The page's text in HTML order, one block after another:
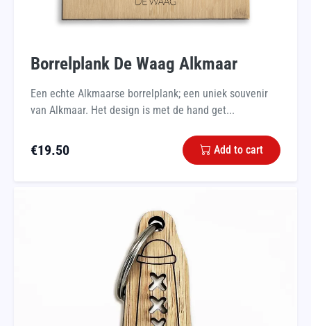
Borrelplank De Waag Alkmaar
Een echte Alkmaarse borrelplank; een uniek souvenir
van Alkmaar. Het design is met de hand get...
€19.50 Add to cart